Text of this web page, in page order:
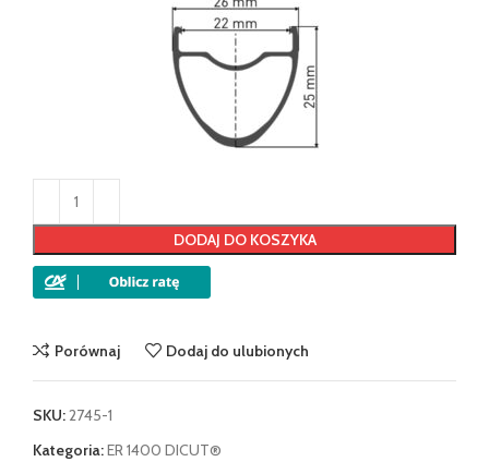
DODAJ DO KOSZYKA
Porównaj Dodaj do ulubionych
SKU:2745-1
Kategoria:ER 1400 DICUT®